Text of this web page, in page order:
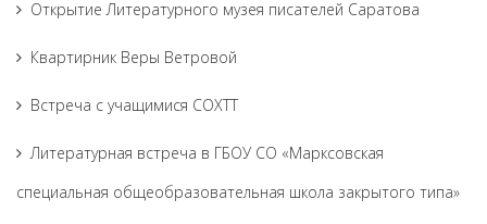
Открытие Литературного музея писателей Саратова
Квартирник Веры Ветровой
Встреча с учащимися СОХТТ
Литературная встреча в ГБОУ СО «Марксовская
специальная общеобразовательная школа закрытого типа»